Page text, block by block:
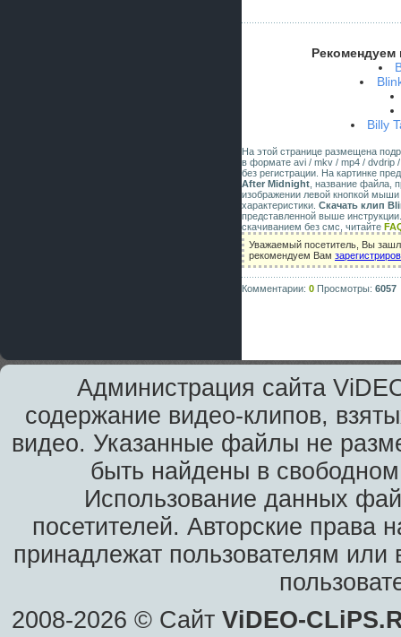
Рекомендуем
Billy
На этой странице размещена
в формате avi / mkv / mp4 / dvdrip
без регистрации. На картинке
After Midnight , название файла,
изображении левой кнопкой
характеристики. Скачать клип
представленной выше
скачиванием без смс, читайте
Уважаемый посетитель, Вы
рекомендуем Вам
Комментарии: 0 Просмотры: 6057
Администрация сайта
содержание видео-клипов,
видео. Указанные файлы не
быть найдены в
Использование данных
посетителей. Авторские права
принадлежат пользователям или
2008-2026 © Сайт ViDEO-